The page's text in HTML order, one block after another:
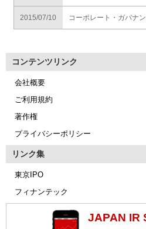
2015/07/10 コーポレート・ガバナ
コンテンツリンク
会社概要
ご利用規約
著作権
プライバシーポリシー
リンク集
東京IPO
フィナンテック
JAPAN IR